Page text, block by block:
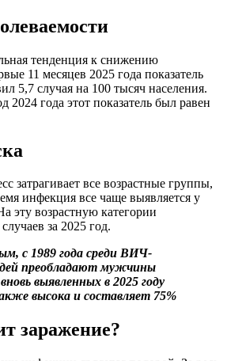
тенденция к снижению
11 месяцев 2025 года показатель
5,7 случая на 100 тысяч населения.
2024 года этот показатель был равен
затрагивает все возрастные группы,
инфекция все чаще выявляется у
эту возрастную категории
за 2025 год.
с 1989 года среди ВИЧ-
преобладают мужчины
выявленных в 2025 году
высока и составляет 75%
заражение?